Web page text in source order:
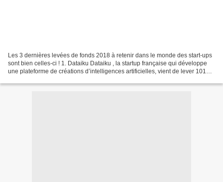
Les 3 dernières levées de fonds 2018 à retenir dans le monde des start-ups
sont bien celles-ci ! 1. Dataiku Dataiku , la startup française qui développe
une plateforme de créations d’intelligences artificielles, vient de lever 101